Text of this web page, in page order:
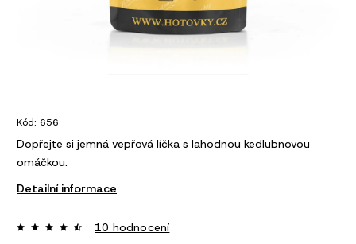
Kód: 656
Dopřejte si jemná vepřová líčka s lahodnou kedlubnovou
omáčkou.
Detailní informace
10 hodnocení